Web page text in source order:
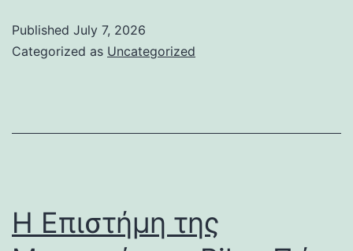
Published July 7, 2026
Categorized as Uncategorized
Η Επιστήμη της